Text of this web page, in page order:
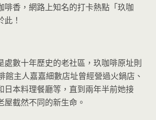
啡香，網路上知名的打卡熱點「玖咖
！
處數十年歷史的老社區，玖咖啡原址則
館主人嘉嘉細數店址曾經營過火鍋店、
日本料理餐廳等，直到兩年半前她接
屋截然不同的新生命。